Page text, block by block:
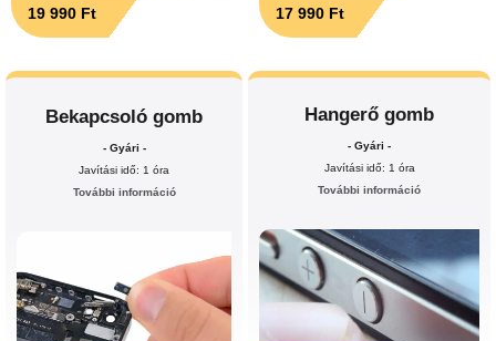
19 990 Ft 17 990 Ft
Bekapcsoló gomb
- Gyári -
Javítási idő: 1 óra
További információ
Hangerő gomb
- Gyári -
Javítási idő: 1 óra
További információ